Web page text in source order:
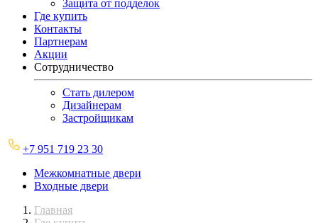
Защита от подделок
Где купить
Контакты
Партнерам
Акции
Сотрудничество
Стать дилером
Дизайнерам
Застройщикам
+7 951 719 23 30
Межкомнатные двери
Входные двери
Главная